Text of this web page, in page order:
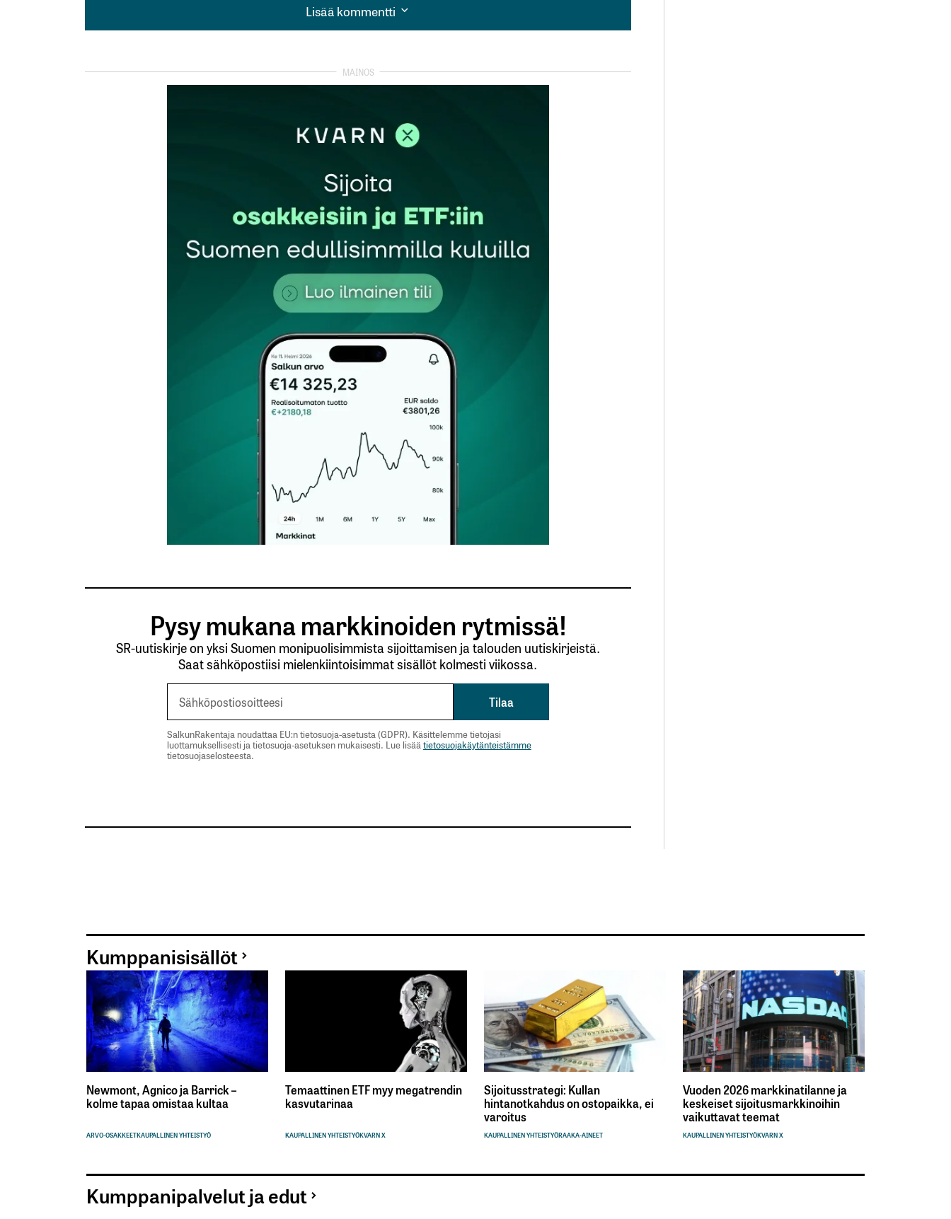
Lisää kommentti
Lisää kommentti
Sähköpostiosoitteesi
Tilaa SalkunRakentajan uutiskirje
Pysy mukana markkinoiden rytmissä!
SR-uutiskirje on yksi Suomen monipuolisimmista sijoittamisen ja talouden uutiskirjeistä.
Saat sähköpostiisi mielenkiintoisimmat sisällöt kolmesti viikossa.
SalkunRakentaja noudattaa EU:n tietosuoja-asetusta (GDPR). Käsittelemme tietojasi
luottamuksellisesti ja tietosuoja-asetuksen mukaisesti. Lue lisäätietosuojakäytänteistämme
tietosuojaselosteesta.
Kumppanisisällöt
Newmont, Agnico ja Barrick –
kolme tapaa omistaa kultaa
ARVO-OSAKKEETKAUPALLINEN YHTEISTYÖ
Temaattinen ETF myy megatrendin
kasvutarinaa
KAUPALLINEN YHTEISTYÖKVARN X
Sijoitusstrategi: Kullan
hintanotkahdus on ostopaikka, ei
varoitus
KAUPALLINEN YHTEISTYÖRAAKA-AINEET
Vuoden 2026 markkinatilanne ja
keskeiset sijoitusmarkkinoihin
vaikuttavat teemat
KAUPALLINEN YHTEISTYÖKVARN X
Kumppanipalvelut ja edut